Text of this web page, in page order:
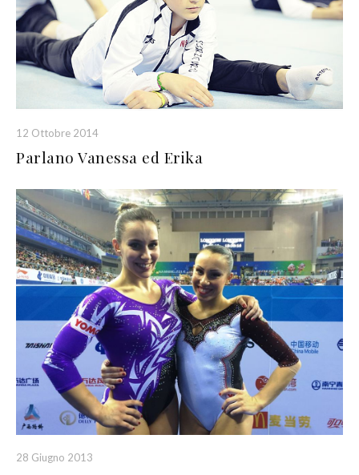
12 Ottobre 2014
Parlano Vanessa ed Erika
28 Giugno 2013